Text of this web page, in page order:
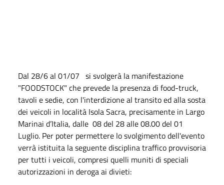
Dal 28/6 al 01/07 si svolgerà la manifestazione
"FOODSTOCK" che prevede la presenza di food-truck,
tavoli e sedie, con l'interdizione al transito ed alla sosta
dei veicoli in località Isola Sacra, precisamente in Largo
Marinai d’Italia, dalle 08 del 28 alle 08.00 del 01
Luglio. Per poter permettere lo svolgimento dell'evento
verrà istituita la seguente disciplina traffico provvisoria
per tutti i veicoli, compresi quelli muniti di speciali
autorizzazioni in deroga ai divieti: